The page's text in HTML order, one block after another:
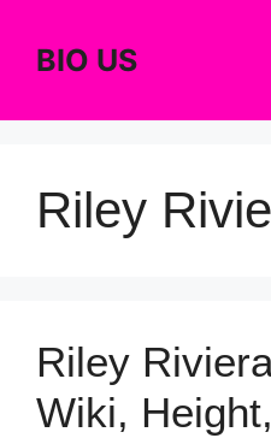
contentBIO US
Riley
Riley
Wiki,